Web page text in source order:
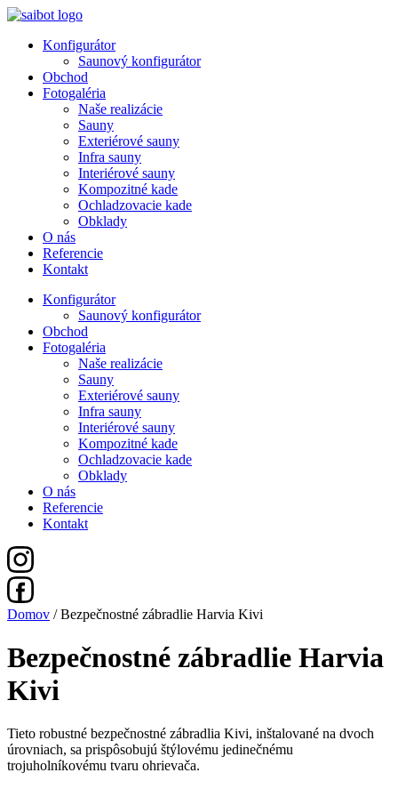
Preskočiť
obsah
Konfigurátor
Saunový konfigurátor
Obchod
Fotogaléria
Naše realizácie
Sauny
Exteriérové sauny
Infra sauny
Interiérové sauny
Kompozitné kade
Ochladzovacie kade
Obklady
O nás
Referencie
Kontakt
Konfigurátor
Saunový konfigurátor
Obchod
Fotogaléria
Naše realizácie
Sauny
Exteriérové sauny
Infra sauny
Interiérové sauny
Kompozitné kade
Ochladzovacie kade
Obklady
O nás
Referencie
Kontakt
Domov / Bezpečnostné zábradlie Harvia Kivi
Bezpečnostné zábradlie Harvia
Kivi
Tieto robustné bezpečnostné zábradlia Kivi, inštalované na dvoch
úrovniach, sa prispôsobujú štýlovému jedinečnému
trojuholníkovému tvaru ohrievača.